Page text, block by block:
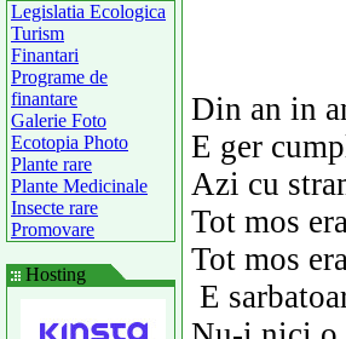
Legislatia Ecologica
Turism
Finantari
Programe de
finantare
Galerie Foto
Ecotopia Photo
Plante rare
Plante Medicinale
Insecte rare
Promovare
Hosting
Din an in
E ger
Azi cu
Tot mos
Tot mos
E